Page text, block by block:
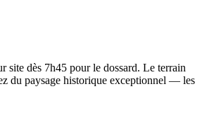
site dès 7h45 pour le dossard. Le terrain
du paysage historique exceptionnel — les